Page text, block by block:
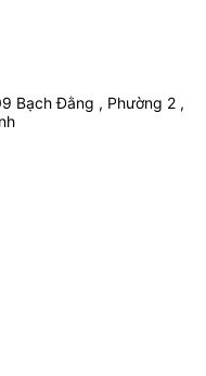
Bạch Đằng , Phường 2 ,